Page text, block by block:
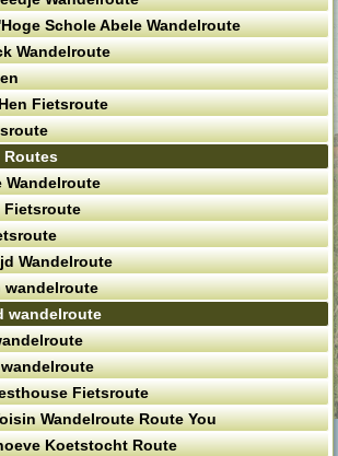
Schole Abele Wandelroute
Wandelroute
Fietsroute
Routes
Wandelroute
Fietsroute
Wandelroute
wandelroute
wandelroute
Fietsroute
Wandelroute Route You
Koetstocht Route